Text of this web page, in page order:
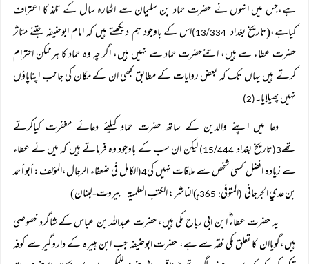
ہے،جس میں انہوں نے حضرت حماد بن سلیمان سے اٹھارہ سال کے تلمذ کا اعتراف
کیاہے،(تاریخ بغداد13
/334)
اس کے باوجود ہم دیکھتے ہیں کہ امام ابوحنیفہ جتنے متاثر
حضرت عطاء سے ہیں، اتنےحضرت حماد سے نہیں ہیں، اگر چہ وہ حماد کا ہرممکن احترام
کرتے ہیں یہاں تک کہ بعض روایات کے مطابق کبھی ان کے مکان کی جانب اپناپاؤں
نہیں پھیلایا۔(2)
دعا میں اپنے والدین کے ساتھ حضرت حماد کیلئے دعائے مغفرت کیاکرتے
تھے3( تاریخ بغداد15
/444)
لیکن ان سب کے باوجود وہ فرماتے ہیں کہ میں نے عطاء
سے زیادہ افضل کسی شخص سے ملاقات نہیں کی4( الكامل في ضعفاء الرجال،المؤلف: أبو أحمد
بن عدي الجرجاني (المتوفى: 365 هـ)الناشر: الكتب العلميۃ -بيروت-لبنان)
یہ حضرت عطاءؓ ابن ابی رباح مکی ہیں، حضرت عبداللہ بن عباس کے شاگرد خصوصی
ہیں،گویاان کا تعلق مکی فقہ سے ہے، حضرت ابوحنیفہ جب ابن ہبیرہ کے داروگیر سے کوفہ